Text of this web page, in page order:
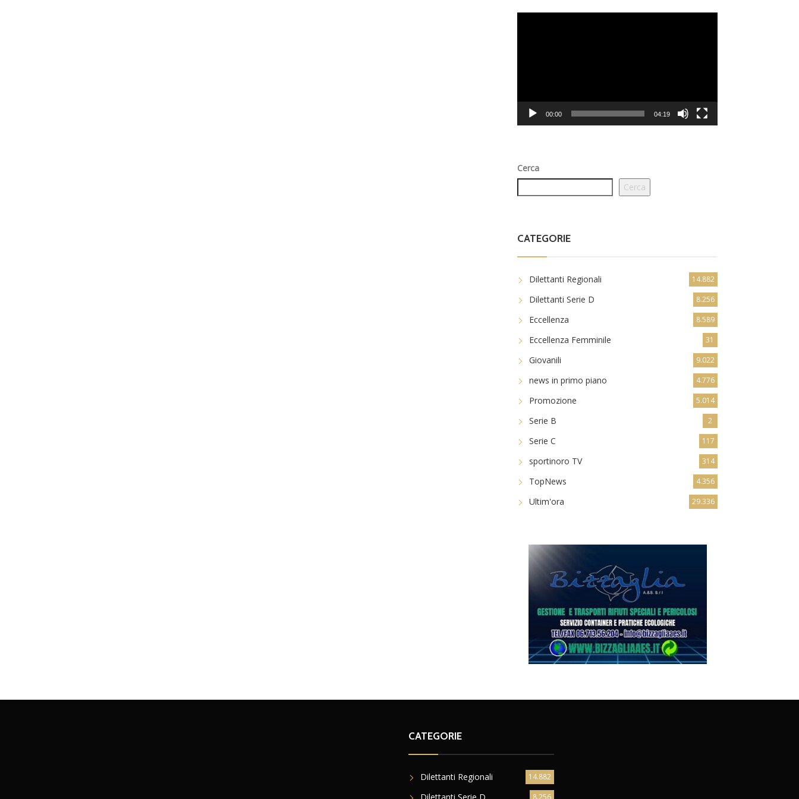
00:00 04:19
Cerca
Cerca
CATEGORIE
Dilettanti Regionali 14.882
Dilettanti Serie D 8.256
Eccellenza 8.589
Eccellenza Femminile 31
Giovanili 9.022
news in primo piano 4.776
Promozione 5.014
Serie B 2
Serie C 117
sportinoro TV 314
TopNews 4.356
Ultim'ora 29.336
CATEGORIE
Dilettanti Regionali 14.882
8.256